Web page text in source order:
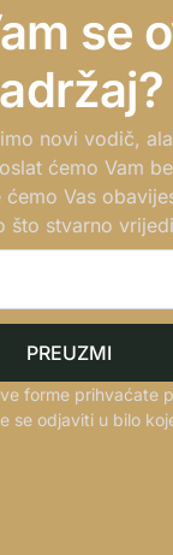
se
novi vodič,
ćemo Vam
Vas
što stvarno
PREUZMI
forme prihvaćate
se odjaviti u bilo